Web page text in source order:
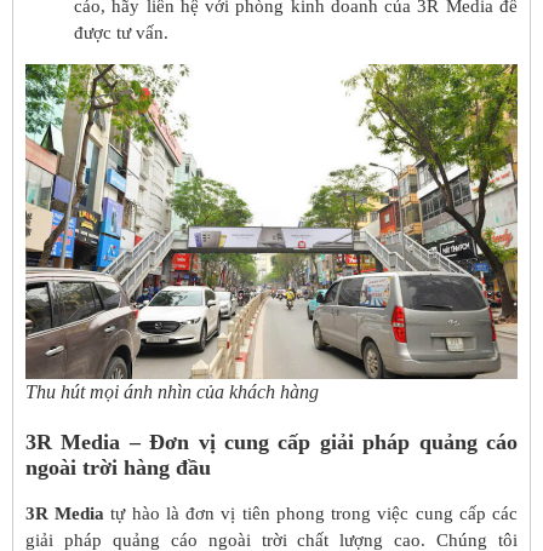
cáo, hãy liên hệ với phòng kinh doanh của 3R Media để
được tư vấn.
Thu hút mọi ánh nhìn của khách hàng
3R Media – Đơn vị cung cấp giải pháp quảng cáo
ngoài trời hàng đầu
3R Media tự hào là đơn vị tiên phong trong việc cung cấp các
giải pháp quảng cáo ngoài trời chất lượng cao. Chúng tôi